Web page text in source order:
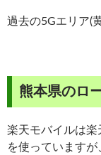
過去の5Gエリア(
熊本県のロ
楽天モバイルは楽
を使っています